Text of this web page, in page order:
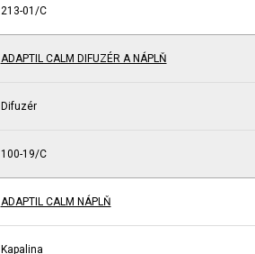
213-01/C
ADAPTIL CALM DIFUZÉR A NÁPLŇ
Difuzér
100-19/C
ADAPTIL CALM NÁPLŇ
Kapalina